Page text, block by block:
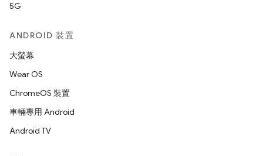
5G
ANDROID 裝置
大螢幕
Wear OS
ChromeOS 裝置
車輛專用 Android
Android TV